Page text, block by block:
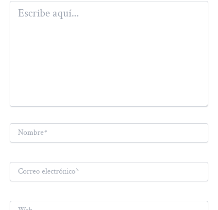
Escribe
aquí...
Nombre*
Correo
electrónico*
Web